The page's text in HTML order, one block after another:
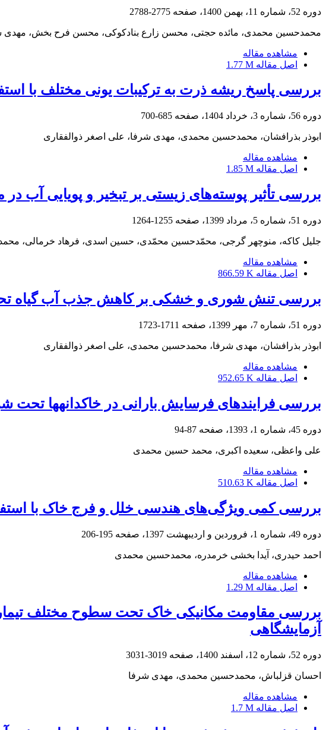
دوره 52، شماره 11، بهمن 1400، صفحه 2775-2788
محمدحسین محمدی، مائده حجتی، محسن زارع بنادکوکی، محسن فرح بخش، مهدی
مشاهده مقاله
اصل مقاله 1.77 M
بررسی پاسخ ریشه ذرت به ترکیبات یونی مختلف با
دوره 56، شماره 3، خرداد 1404، صفحه 685-700
ابوذر بذرافشان، محمدحسین محمدی، مهدی شرفا، علی اصغر ذوالفقاری
مشاهده مقاله
اصل مقاله 1.85 M
بررسی تأثیر پوسته‌های زیستی بر تبخیر و پویایی آب
دوره 51، شماره 5، مرداد 1399، صفحه 1255-1264
جلیل کاکه، منوچهر گرجی، محمّدحسین محمّدی، حسین اسدی، فرهاد خرمالی،
مشاهده مقاله
اصل مقاله 866.59 K
بررسی تنش شوری و خشکی بر کاهش جذب آب گیاه
دوره 51، شماره 7، مهر 1399، صفحه 1711-1723
ابوذر بذرافشان، مهدی شرفا، محمدحسین محمدی، علی اصغر ذوالفقاری
مشاهده مقاله
اصل مقاله 952.65 K
بررسی فرایندهای فرسایش بارانی در خاکدانه‏ها
دوره 45، شماره 1، 1393، صفحه 87-94
علی واعظی، سعیده اکبری، محمد حسین محمدی
مشاهده مقاله
اصل مقاله 510.63 K
بررسی کمی ویژگی‌های هندسی خلل و فرج خاک با
دوره 49، شماره 1، فروردین و اردیبهشت 1397، صفحه 195-206
احمد حیدری، آیدا بخشی خرمدره، محمدحسین محمدی
مشاهده مقاله
اصل مقاله 1.29 M
بررسی مقاومت مکانیکی خاک تحت سطوح مختلف
آزمایشگاهی
دوره 52، شماره 12، اسفند 1400، صفحه 3019-3031
احسان قزلباش، محمدحسین محمدی، مهدی شرفا
مشاهده مقاله
اصل مقاله 1.7 M